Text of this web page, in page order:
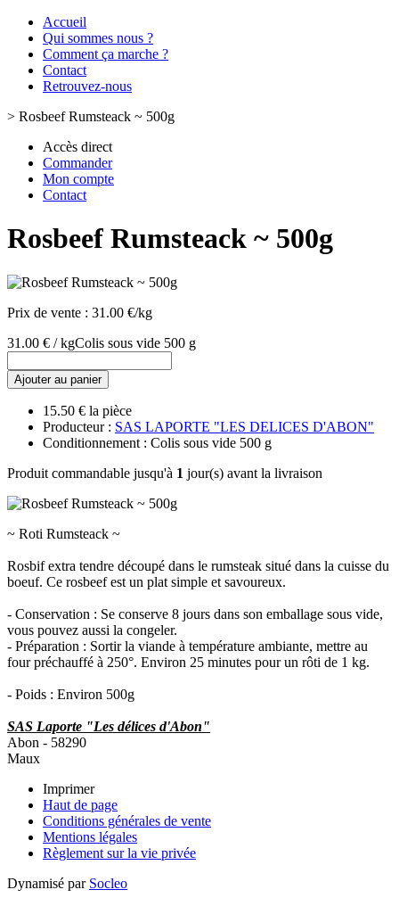
Accueil
Qui sommes nous ?
Comment ça marche ?
Contact
Retrouvez-nous
> Rosbeef Rumsteack ~ 500g
Accès direct
Commander
Mon compte
Contact
Rosbeef Rumsteack ~ 500g
Prix de vente : 31.00 €/kg
31.00 € / kgColis sous vide 500 g
Ajouter au panier
15.50 € la pièce
Producteur : SAS LAPORTE "LES DELICES D'ABON"
Conditionnement : Colis sous vide 500 g
Produit commandable jusqu'à 1 jour(s) avant la livraison
~ Roti Rumsteack ~
Rosbif extra tendre découpé dans le rumsteak situé dans la cuisse du
boeuf. Ce rosbeef est un plat simple et savoureux.
- Conservation : Se conserve 8 jours dans son emballage sous vide,
vous pouvez aussi la congeler.
- Préparation : Sortir la viande à température ambiante, mettre au
four préchauffé à 250°. Environ 25 minutes pour un rôti de 1 kg.
- Poids : Environ 500g
SAS Laporte "Les délices d'Abon"
Abon - 58290
Maux
Imprimer
Haut de page
Conditions générales de vente
Mentions légales
Règlement sur la vie privée
Dynamisé par Socleo